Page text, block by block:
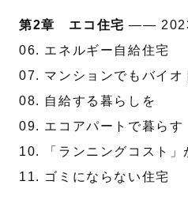
第2章 エコ住宅 —— 2023
06. エネルギー自給住宅
07. マンションでもバイオ
08. 自給する暮らしを
09. エコアパートで暮らす
10. 「ランニングコスト」
11. ゴミにならない住宅